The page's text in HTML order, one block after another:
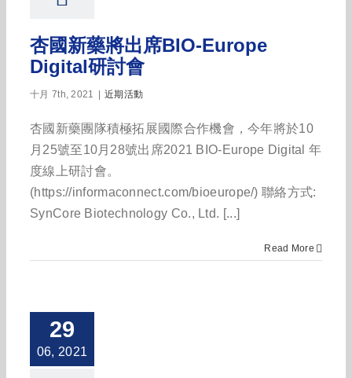
杏國新藥將出席BIO-Europe
Digital研討會
十月 7th, 2021 | 近期活動
杏國新藥團隊積極拓展國際合作機會，今年將於10
月25號至10月28號出席2021 BIO-Europe Digital 年
度線上研討會。
(https://informaconnect.com/bioeurope/) 聯絡方式:
SynCore Biotechnology Co., Ltd. [...]
Read More
29
06, 2021